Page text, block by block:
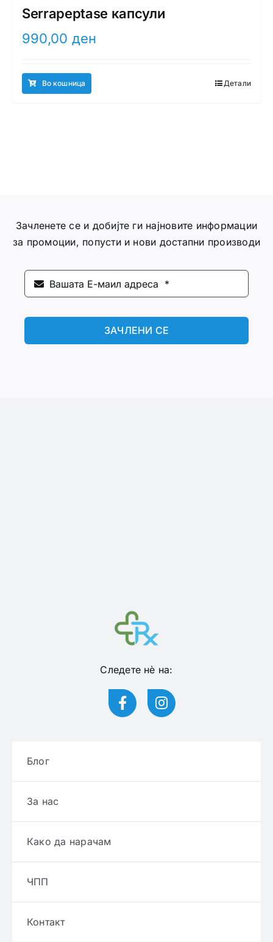
Serrapeptase капсули
990,00 ден
Во кошница Детали
Зачленете се и добијте ги најновите информации
за промоции, попусти и нови достапни производи
ЗАЧЛЕНИ СЕ
Следете нѐ на:
Блог
За нас
Како да нарачам
ЧПП
Контакт